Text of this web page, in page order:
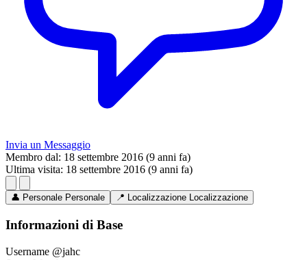
Invia un Messaggio
Membro dal: 18 settembre 2016 (9 anni fa)
Ultima visita: 18 settembre 2016 (9 anni fa)
👤 Personale Personale 📍 Localizzazione Localizzazione
Informazioni di Base
Username @jahc